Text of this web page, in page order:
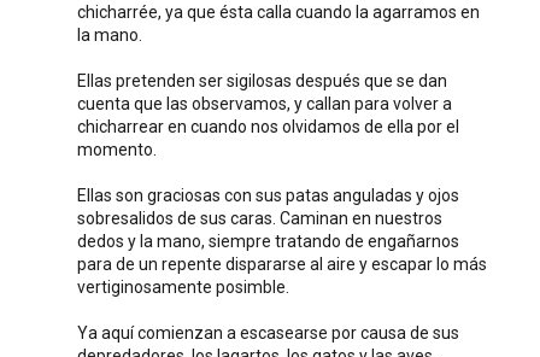
chicharrée, ya que ésta calla cuando la agarramos en
la mano.
Ellas pretenden ser sigilosas después que se dan
cuenta que las observamos, y callan para volver a
chicharrear en cuando nos olvidamos de ella por el
momento.
Ellas son graciosas con sus patas anguladas y ojos
sobresalidos de sus caras. Caminan en nuestros
dedos y la mano, siempre tratando de engañarnos
para de un repente dispararse al aire y escapar lo más
vertiginosamente posimble.
Ya aquí comienzan a escasearse por causa de sus